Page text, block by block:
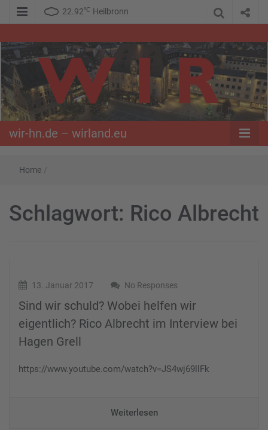
22.92℃ Heilbronn
wir-hn.de –
wirland.eu
wir-hn.de – wirland.eu
Home /
Schlagwort: Rico Albrecht
13. Januar 2017 No Responses
Sind wir schuld? Wobei helfen wir
eigentlich? Rico Albrecht im Interview bei
Hagen Grell
https://www.youtube.com/watch?v=JS4wj69llFk
Weiterlesen